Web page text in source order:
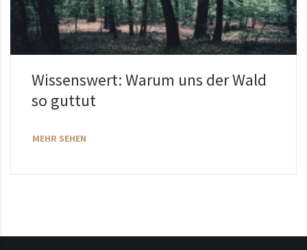
Wissenswert: Warum uns der Wald
so guttut
MEHR SEHEN